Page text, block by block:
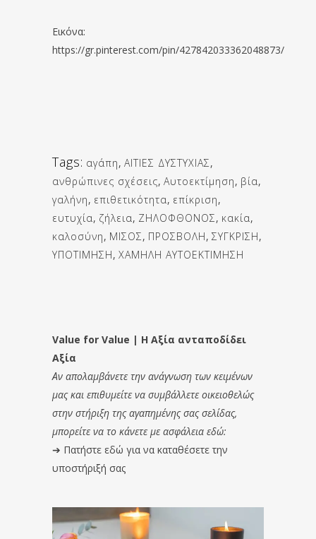
Εικόνα:
https://gr.pinterest.com/pin/427842033362048873/
Tags: αγάπη, ΑΙΤΙΕΣ ΔΥΣΤΥΧΙΑΣ,
ανθρώπινες σχέσεις, Αυτοεκτίμηση, βία,
γαλήνη, επιθετικότητα, επίκριση,
ευτυχία, ζήλεια, ΖΗΛΟΦΘΟΝΟΣ, κακία,
καλοσύνη, ΜΙΣΟΣ, ΠΡΟΣΒΟΛΗ, ΣΥΓΚΡΙΣΗ,
ΥΠΟΤΙΜΗΣΗ, ΧΑΜΗΛΗ ΑΥΤΟΕΚΤΙΜΗΣΗ
Value for Value | Η Αξία ανταποδίδει
Αξία
Αν απολαμβάνετε την ανάγνωση των κειμένων
μας και επιθυμείτε να συμβάλλετε οικειοθελώς
στην στήριξη της αγαπημένης σας σελίδας,
μπορείτε να το κάνετε με ασφάλεια εδώ:
➔ Πατήστε εδώ για να καταθέσετε την
υποστήριξή σας